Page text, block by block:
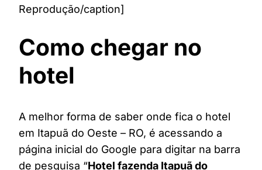
Reprodução/caption]
Como chegar no
hotel
A melhor forma de saber onde fica o hotel
em Itapuã do Oeste – RO, é acessando a
página inicial do Google para digitar na barra
de pesquisa “Hotel fazenda Itapuã do